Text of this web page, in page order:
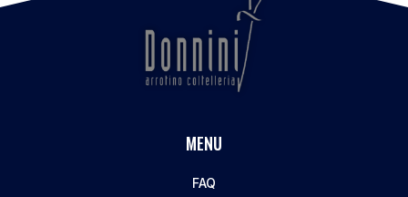
MENU
FAQ